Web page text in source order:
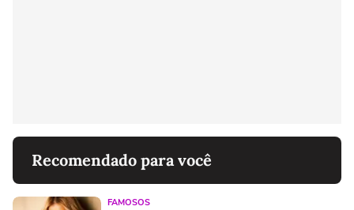
Recomendado para você
FAMOSOS